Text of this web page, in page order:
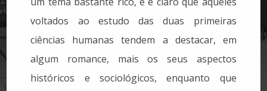
voltados ao estudo das duas primeiras
ciências humanas tendem a destacar, em
algum romance, mais os seus aspectos
históricos e sociológicos, enquanto que